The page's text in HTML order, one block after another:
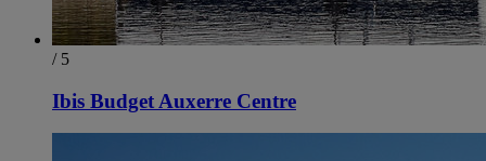
/ 5
Ibis Budget Auxerre Centre